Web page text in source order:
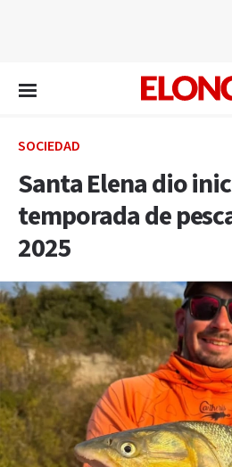
SOCIEDAD
Santa Elena dio
temporada de
2025